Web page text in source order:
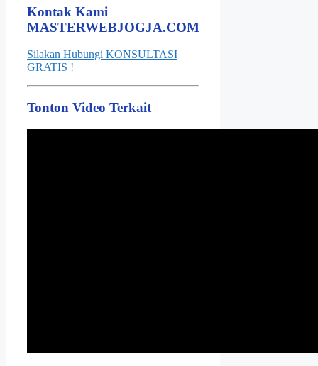
Kontak Kami
MASTERWEBJOGJA.COM
Silakan Hubungi KONSULTASI
GRATIS !
Tonton Video Terkait